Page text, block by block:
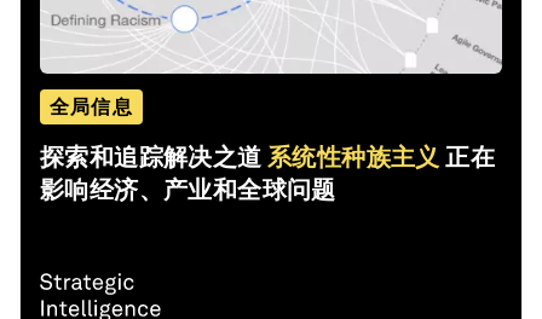
全局信息
探索和追踪解决之道系统性种族主义 正在
影响经济、产业和全球问题